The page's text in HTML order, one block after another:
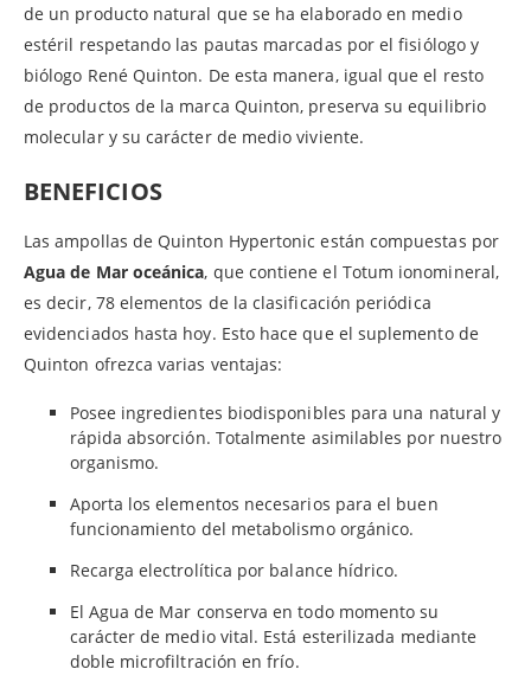
de un producto natural que se ha elaborado en medio
estéril respetando las pautas marcadas por el fisiólogo y
biólogo René Quinton. De esta manera, igual que el resto
de productos de la marca Quinton, preserva su equilibrio
molecular y su carácter de medio viviente.
BENEFICIOS
Las ampollas de Quinton Hypertonic están compuestas por
Agua de Mar oceánica, que contiene el Totum ionomineral,
es decir, 78 elementos de la clasificación periódica
evidenciados hasta hoy. Esto hace que el suplemento de
Quinton ofrezca varias ventajas:
Posee ingredientes biodisponibles para una natural y
rápida absorción. Totalmente asimilables por nuestro
organismo.
Aporta los elementos necesarios para el buen
funcionamiento del metabolismo orgánico.
Recarga electrolítica por balance hídrico.
El Agua de Mar conserva en todo momento su
carácter de medio vital. Está esterilizada mediante
doble microfiltración en frío.